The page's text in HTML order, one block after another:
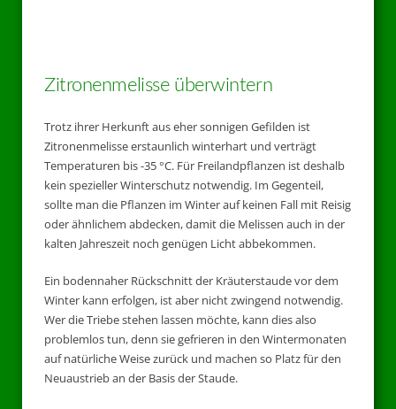
Zitronenmelisse überwintern
Trotz ihrer Herkunft aus eher sonnigen Gefilden ist
Zitronenmelisse erstaunlich winterhart und verträgt
Temperaturen bis -35 °C. Für Freilandpflanzen ist deshalb
kein spezieller Winterschutz notwendig. Im Gegenteil,
sollte man die Pflanzen im Winter auf keinen Fall mit Reisig
oder ähnlichem abdecken, damit die Melissen auch in der
kalten Jahreszeit noch genügen Licht abbekommen.
Ein bodennaher Rückschnitt der Kräuterstaude vor dem
Winter kann erfolgen, ist aber nicht zwingend notwendig.
Wer die Triebe stehen lassen möchte, kann dies also
problemlos tun, denn sie gefrieren in den Wintermonaten
auf natürliche Weise zurück und machen so Platz für den
Neuaustrieb an der Basis der Staude.